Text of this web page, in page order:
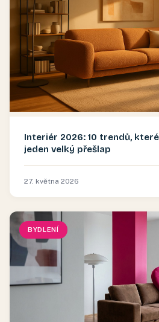
Interiér 2026: 10 trendů,
jeden velký přešlap
27. května 2026
BYDLENÍ